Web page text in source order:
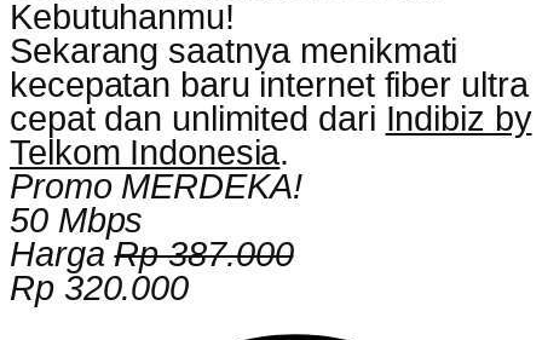
Kebutuhanmu!
Sekarang saatnya menikmati
kecepatan baru internet fiber ultra
cepat dan unlimited dari Indibiz by
Telkom Indonesia.
Promo MERDEKA!
50 Mbps
HargaRp 387.000
Rp 320.000